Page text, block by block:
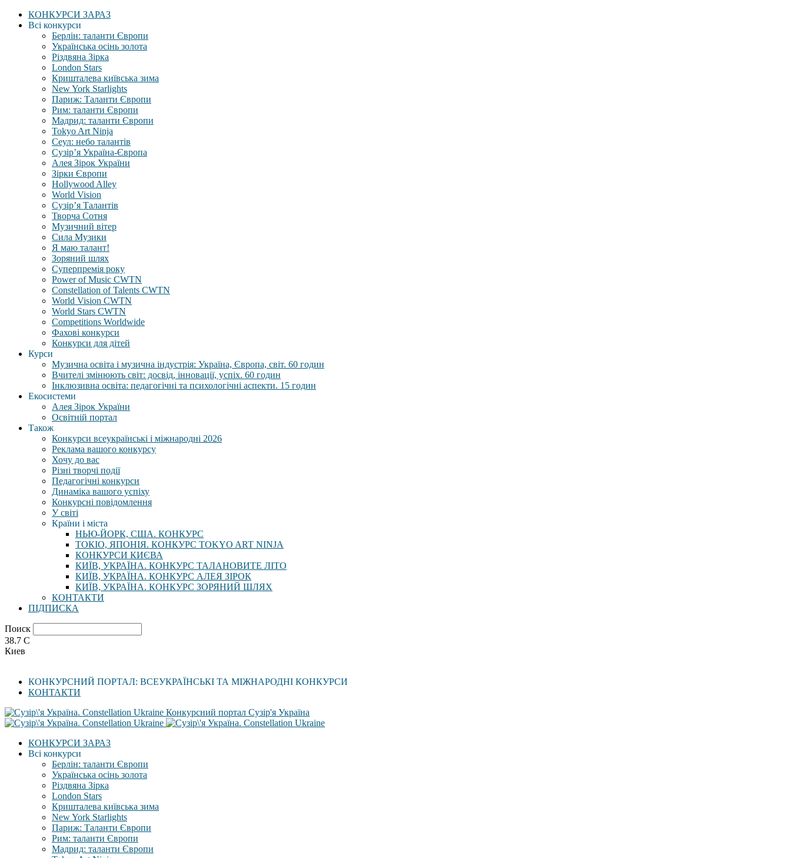
КОНКУРСИ ЗАРАЗ
Всі конкурси
Берлін: таланти Європи
Українська осінь золота
Різдвяна Зірка
London Stars
Кришталева київська зима
New York Starlights
Париж: Таланти Європи
Рим: таланти Європи
Мадрид: таланти Європи
Tokyo Art Ninja
Сеул: небо талантів
Сузір’я Україна-Європа
Алея Зірок України
Зірки Європи
Hollywood Alley
World Vision
Сузір’я Талантів
Творча Сотня
Музичний вітер
Сила Музики
Я маю талант!
Зоряний шлях
Суперпремія року
Power of Music CWTN
Constellation of Talents CWTN
World Vision CWTN
World Stars CWTN
Competitions Worldwide
Фахові конкурси
Конкурси для дітей
Курси
Музична освіта і музична індустрія: Україна, Європа, світ. 60 годин
Вчителі змінюють світ: досвід, інновації, успіх. 60 годин
Інклюзивна освіта: педагогічні та психологічні аспекти. 15 годин
Екосистеми
Алея Зірок України
Освітній портал
Також
Конкурси всеукраїнські і міжнародні 2026
Реклама вашого конкурсу
Хочу до вас
Різні творчі події
Педагогічні конкурси
Динаміка вашого успіху
Конкурсні повідомлення
У світі
Країни і міста
НЬЮ-ЙОРК, США. КОНКУРС
ТОКІО, ЯПОНІЯ. КОНКУРС TOKYO ART NINJA
КОНКУРСИ КИЄВА
КИЇВ, УКРАЇНА. КОНКУРС ТАЛАНОВИТЕ ЛІТО
КИЇВ, УКРАЇНА. КОНКУРС АЛЕЯ ЗІРОК
КИЇВ, УКРАЇНА. КОНКУРС ЗОРЯНИЙ ШЛЯХ
КОНТАКТИ
ПІДПИСКА
Поиск
38.7 C
Киев
КОНКУРСНИЙ ПОРТАЛ: ВСЕУКРАЇНСЬКІ ТА МІЖНАРОДНІ КОНКУРСИ
КОНТАКТИ
Конкурсний портал Сузір'я Україна
КОНКУРСИ ЗАРАЗ
Всі конкурси
Берлін: таланти Європи
Українська осінь золота
Різдвяна Зірка
London Stars
Кришталева київська зима
New York Starlights
Париж: Таланти Європи
Рим: таланти Європи
Мадрид: таланти Європи